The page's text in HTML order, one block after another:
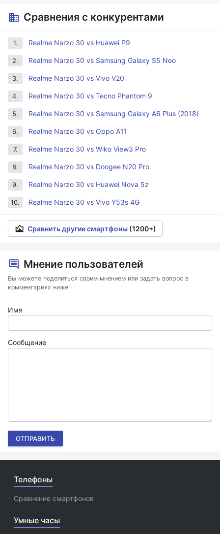
Сравнения с конкурентами
1. Realme Narzo 30 vs Huawei P9
2. Realme Narzo 30 vs Samsung Galaxy S5 Neo
3. Realme Narzo 30 vs Vivo V20
4. Realme Narzo 30 vs Tecno Phantom 9
5. Realme Narzo 30 vs Samsung Galaxy A6 Plus (2018)
6. Realme Narzo 30 vs Oppo A11
7. Realme Narzo 30 vs Wiko View3 Pro
8. Realme Narzo 30 vs Doogee N20 Pro
9. Realme Narzo 30 vs Huawei Nova 5z
10. Realme Narzo 30 vs Vivo Y53s 4G
Сравнить другие смартфоны (1200+)
Мнение пользователей
Вы можете поделиться своим мнением или задать вопрос в
комментариях ниже
Имя
Сообщение
ОТПРАВИТЬ
Телефоны
Сравнение смартфонов
Умные часы